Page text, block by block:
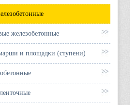
железобетонные
и площадки (ступени)